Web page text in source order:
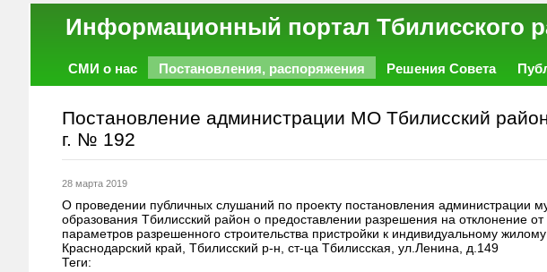
Информационный портал
СМИ о нас Постановления, распоряжения Решения Совета
Постановление администрации МО Тбилисский
г. № 192
28 марта 2019
О проведении публичных слушаний по проекту постановления администрации
образования Тбилисский район о предоставлении разрешения на отклонение
параметров разрешенного строительства пристройки к индивидуальному
Краснодарский край, Тбилисский р-н, ст-ца Тбилисская, ул.Ленина, д.149
Теги: